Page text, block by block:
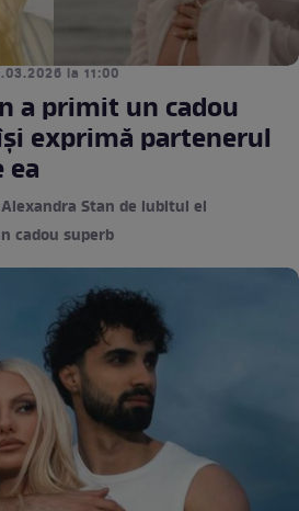
la 11:00
a primit un cadou
exprimă partenerul
Stan de iubitul ei
cadou superb